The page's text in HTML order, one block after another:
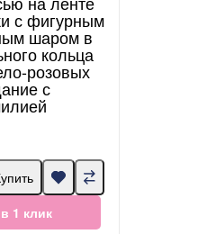
с фигурным
шаром в
кольца
розовых
с
1 клик